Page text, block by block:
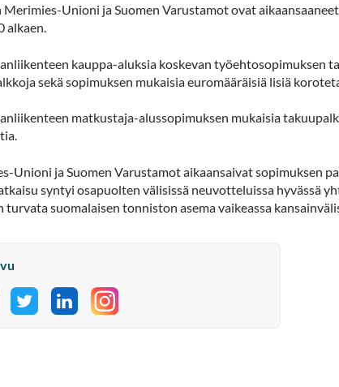
Merimies-Unioni ja Suomen Varustamot ovat
alkaen.
kauppa-aluksia koskevan työehtosopimuksen
sekä sopimuksen mukaisia euromääräisiä lisiä
matkustaja-alussopimuksen mukaisia
Unioni ja Suomen Varustamot aikaansaivat sopimuksen
syntyi osapuolten välisissä neuvotteluissa hyvässä
turvata suomalaisen tonniston asema vaikeassa
Facebookissa
Jaa Twitterissä
Jaa LinkedInissä